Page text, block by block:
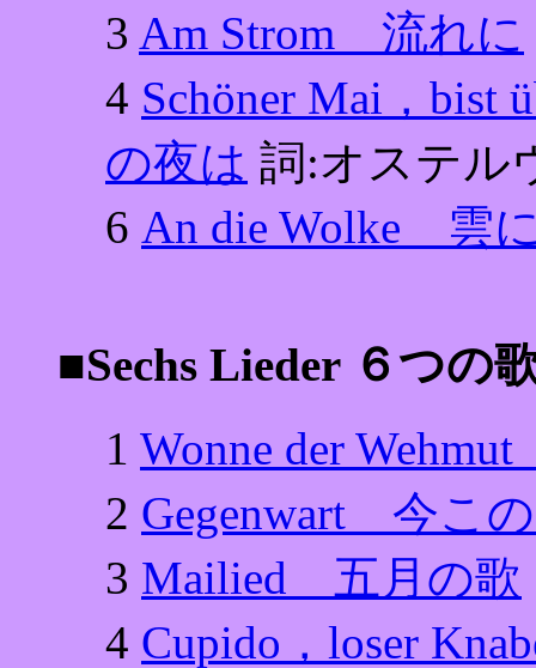
3 Am Strom 流れに
4 Schöner Mai，
の夜は 詞:オステル
6 An die Wolke 雲
■Sechs Lieder ６つの
1 Wonne der
2 Gegenwart 今こ
3 Mailied 五月の歌
4 Cupido，loser